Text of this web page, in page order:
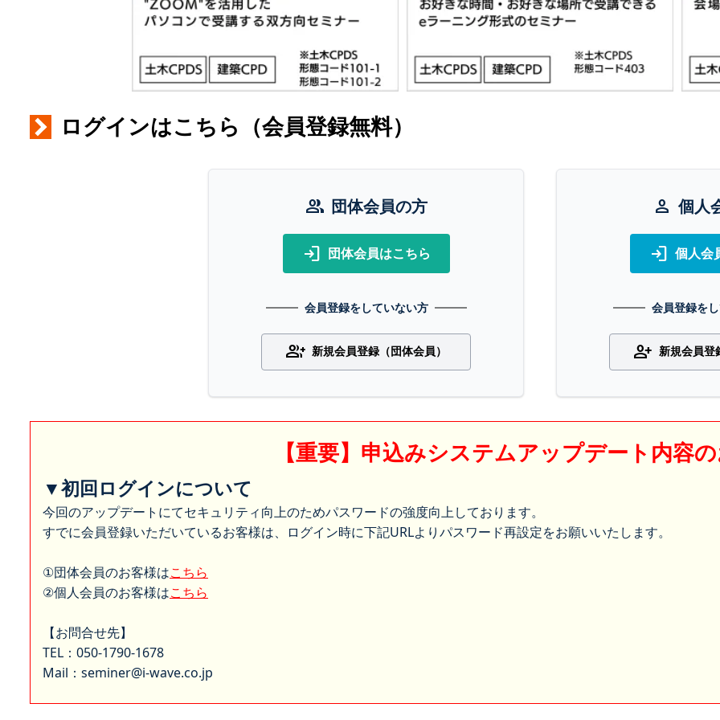
ログインはこちら（会員登録無料）
group 団体会員の方
login 団体会員はこちら
会員登録をしていない方
group_add 新規会員登録（団体会員）
person 個人
login 個人会
会員登録を
person_add 新規会員登
【重要】申込みシステムアップデート内容
▼初回ログインについて
今回のアップデートにてセキュリティ向上のためパスワードの強度向上しております。
すでに会員登録いただいているお客様は、ログイン時に下記URLよりパスワード再設定をお願いいたします。
①団体会員のお客様はこちら
②個人会員のお客様はこちら
【お問合せ先】
TEL：050-1790-1678
Mail：seminer@i-wave.co.jp